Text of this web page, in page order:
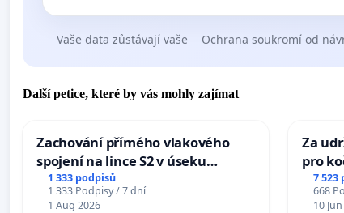
Vaše data zůstávají vaše Ochrana soukromí od
Další petice, které by vás mohly zajímat
Zachování přímého vlakového
spojení na lince S2 v úseku
Ostrava – Bohumín – Karviná –
Mosty u Jablunkova
1 333 podpisů
1 333 Podpisy / 7 dní
1 Aug 2026
Za
pro
7 523
668
10